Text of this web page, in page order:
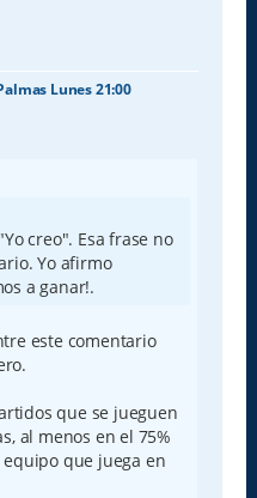
Lunes 21:00
creo". Esa frase no
Yo afirmo
a ganar!.
este comentario
que se jueguen
al menos en el 75%
que juega en